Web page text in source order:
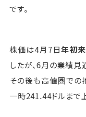
です。
株価は4月7日年初
したが、6月の業績
その後も高値圏での
一時241.44ドルまで